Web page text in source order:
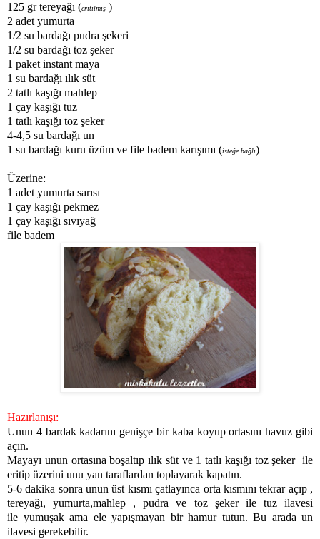
125 gr tereyağı (eritilmiş )
2 adet yumurta
1/2 su bardağı pudra şekeri
1/2 su bardağı toz şeker
1 paket instant maya
1 su bardağı ılık süt
2 tatlı kaşığı mahlep
1 çay kaşığı tuz
1 tatlı kaşığı toz şeker
4-4,5 su bardağı un
1 su bardağı kuru üzüm ve file badem karışımı (isteğe bağlı)
Üzerine:
1 adet yumurta sarısı
1 çay kaşığı pekmez
1 çay kaşığı sıvıyağ
file badem
Hazırlanışı:
Unun 4 bardak kadarını genişçe bir kaba koyup ortasını havuz gibi
açın.
Mayayı unun ortasına boşaltıp ılık süt ve 1 tatlı kaşığı toz şeker ile
eritip üzerini unu yan taraflardan toplayarak kapatın.
5-6 dakika sonra unun üst kısmı çatlayınca orta kısmını tekrar açıp ,
tereyağı, yumurta,mahlep , pudra ve toz şeker ile tuz ilavesi
ile yumuşak ama ele yapışmayan bir hamur tutun. Bu arada un
ilavesi gerekebilir.